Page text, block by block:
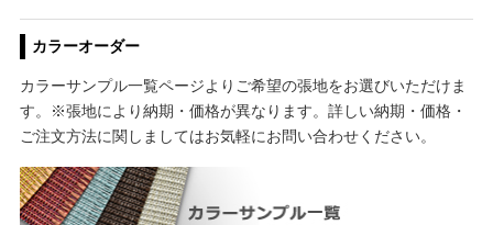
カラーオーダー
カラーサンプル一覧ページよりご希望の張地をお選びいただけま
す。※張地により納期・価格が異なります。詳しい納期・価格・
ご注文方法に関しましてはお気軽にお問い合わせください。